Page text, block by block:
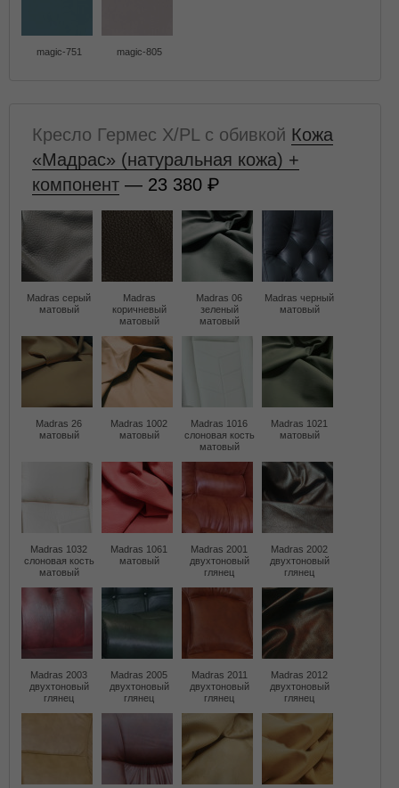
magic-751 magic-805
Кресло Гермес X/PL с обивкой Кожа
«Мадрас» (натуральная кожа) +
компонент — 23 380
Madras серый
матовый
Madras
коричневый
матовый
Madras 06
зеленый
матовый
Madras черный
матовый
Madras 26
матовый
Madras 1002
матовый
Madras 1016
слоновая кость
матовый
Madras 1021
матовый
Madras 1032
слоновая кость
матовый
Madras 1061
матовый
Madras 2001
двухтоновый
глянец
Madras 2002
двухтоновый
глянец
Madras 2003
двухтоновый
глянец
Madras 2005
двухтоновый
глянец
Madras 2011
двухтоновый
глянец
Madras 2012
двухтоновый
глянец